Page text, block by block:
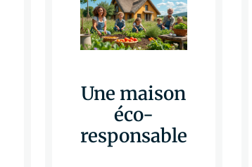
Une maison
éco-
responsable